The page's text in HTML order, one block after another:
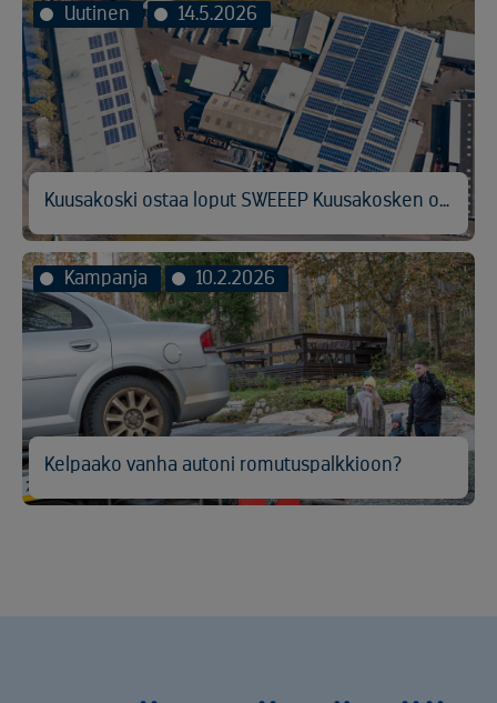
Uutinen 14.5.2026
Kuusakoski ostaa loput SWEEEP Kuusakosken osakkeista
Kampanja 10.2.2026
Kelpaako vanha autoni romutuspalkkioon?